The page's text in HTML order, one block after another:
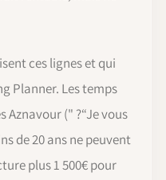
ces lignes et qui
Planner. Les temps
Aznavour (" ?“Je vous
de 20 ans ne peuvent
plus 1 500€ pour